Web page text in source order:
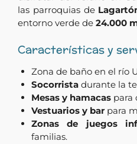
las parroquias de
entorno verde de 24.000
Características y
Zona de baño en el río
Socorristadurante la
Mesas y hamacaspara
Vestuarios y barpara
Zonas de juegos
familias.